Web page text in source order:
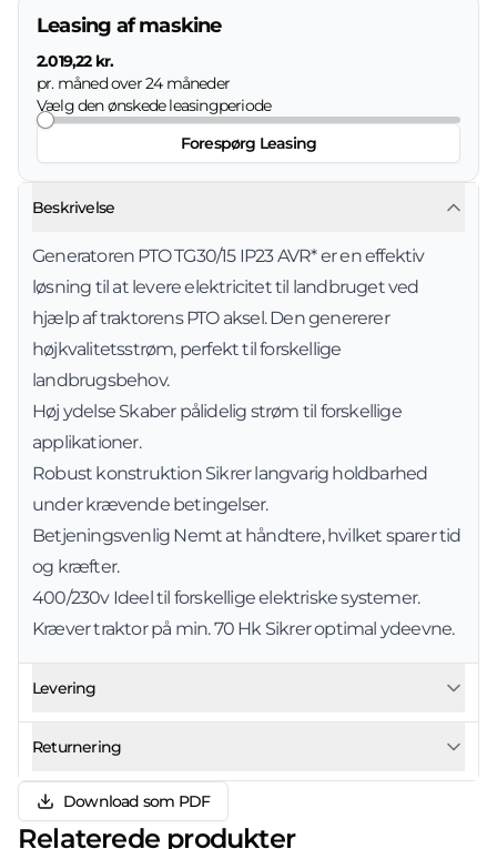
Leasing af maskine
2.019,22 kr.
pr. måned over24måneder
Vælg den ønskede leasingperiode
Forespørg Leasing
Beskrivelse
Generatoren PTO TG30/15 IP23 AVR* er en effektiv
løsning til at levere elektricitet til landbruget ved
hjælp af traktorens PTO aksel. Den genererer
højkvalitetsstrøm, perfekt til forskellige
landbrugsbehov.
Høj ydelse Skaber pålidelig strøm til forskellige
applikationer.
Robust konstruktion Sikrer langvarig holdbarhed
under krævende betingelser.
Betjeningsvenlig Nemt at håndtere, hvilket sparer tid
og kræfter.
400/230v Ideel til forskellige elektriske systemer.
Kræver traktor på min. 70 Hk Sikrer optimal ydeevne.
Levering
Returnering
Download som PDF
Relaterede produkter